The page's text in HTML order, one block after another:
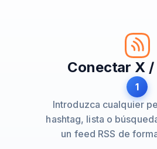
Conectar X
1
Introduzca cualquier
hashtag, lista o
un feed RSS de